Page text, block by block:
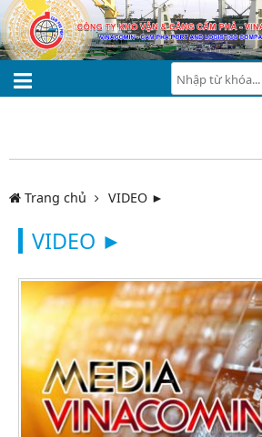
Trang chủ VIDEO ►
VIDEO ►